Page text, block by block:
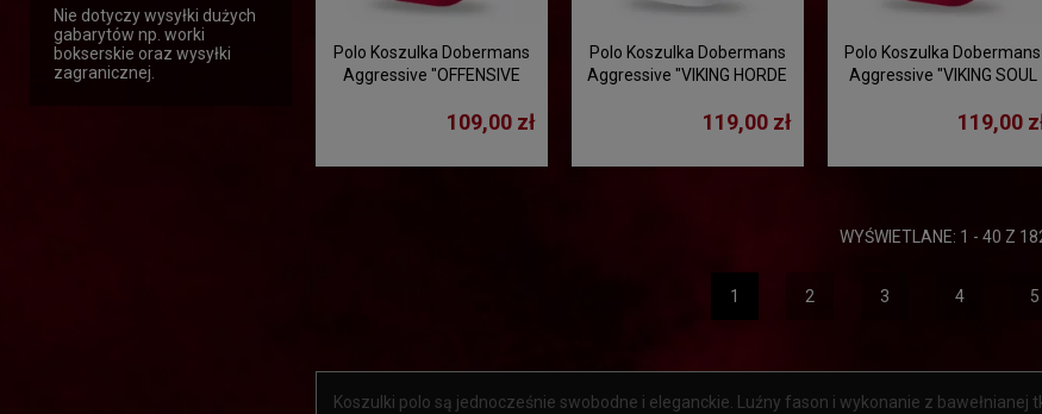
Nie dotyczy wysyłki dużych
gabarytów np. worki
bokserskie oraz wysyłki
zagranicznej.
Polo Koszulka Dobermans
Aggressive "OFFENSIVE
czerwony109,00 zł
Polo Koszulka Dobermans
Aggressive "VIKING HORDE
119,00 zł
Polo Koszulka Dobermans
Aggressive "VIKING SOUL
119,00
WYŚWIETLANE: 1 - 40 Z
1 2 3 4 5
Koszulki polo są jednocześnie swobodne i eleganckie. Luźny fason i wykonanie z